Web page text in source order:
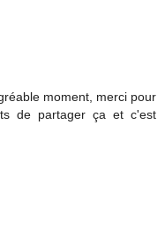
moment, merci pour
de partager ça et c'est